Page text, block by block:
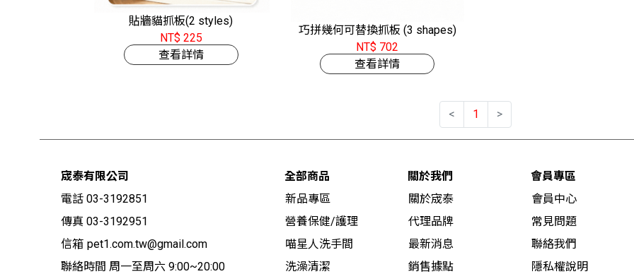
貼牆貓抓板(2 styles)
NT$ 225
查看詳情
巧拼幾何可替換抓板 (3 shapes)
NT$ 702
查看詳情
< 1 >
宬泰有限公司
電話 03-3192851
傳真 03-3192951
信箱 pet1.com.tw@gmail.com
聯絡時間 周一至周六 9:00~20:00
全部商品
新品專區
營養保健/護理
喵星人洗手間
洗澡清潔
關於我們
關於宬泰
代理品牌
最新消息
銷售據點
會員專區
會員中心
常見問題
聯絡我們
隱私權說明